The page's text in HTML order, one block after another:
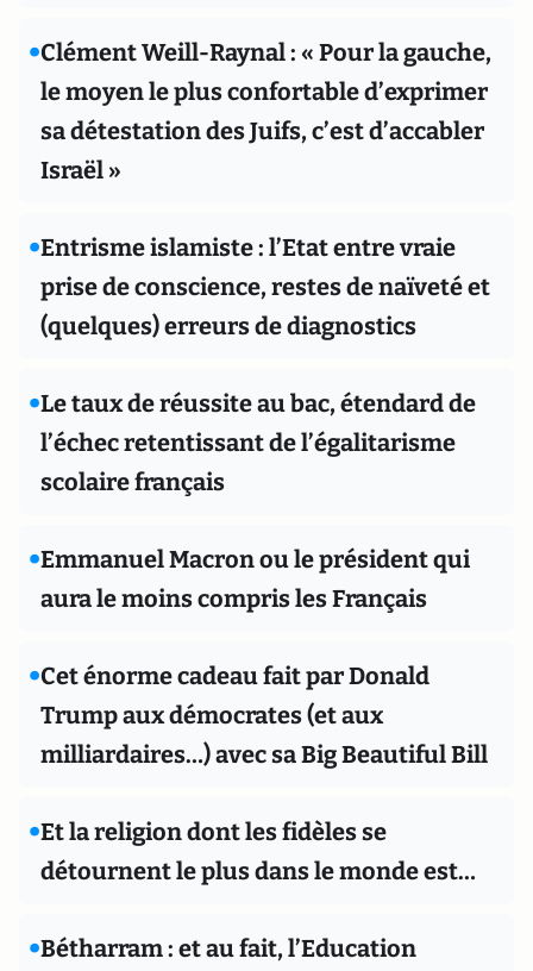
•Clément Weill-Raynal : « Pour la gauche,
le moyen le plus confortable d’exprimer
sa détestation des Juifs, c’est d’accabler
Israël »
•Entrisme islamiste : l’Etat entre vraie
prise de conscience, restes de naïveté et
(quelques) erreurs de diagnostics
•Le taux de réussite au bac, étendard de
l’échec retentissant de l’égalitarisme
scolaire français
•Emmanuel Macron ou le président qui
aura le moins compris les Français
•Cet énorme cadeau fait par Donald
Trump aux démocrates (et aux
milliardaires…) avec sa Big Beautiful Bill
•Et la religion dont les fidèles se
détournent le plus dans le monde est…
•Bétharram : et au fait, l’Education